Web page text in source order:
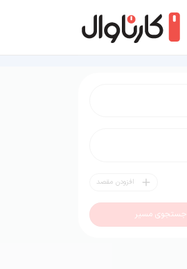
افزودن مقصد
جستجوی مسیر